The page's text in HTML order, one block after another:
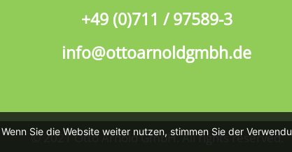
+49 (0)711 / 97589-3
info@ottoarnoldgmbh.de
© 2021 Otto Arnold GmbH. All rights reserved.
Sie die Website weiter nutzen, stimmen Sie der